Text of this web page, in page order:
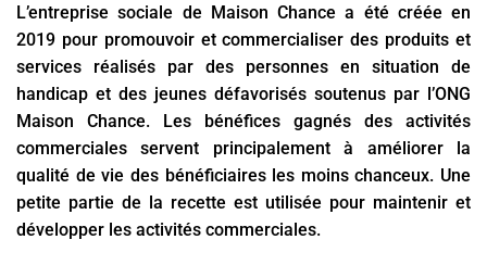
L’entreprise sociale de Maison Chance a été créée en
2019 pour promouvoir et commercialiser des produits et
services réalisés par des personnes en situation de
handicap et des jeunes défavorisés soutenus par l’ONG
Maison Chance. Les bénéfices gagnés des activités
commerciales servent principalement à améliorer la
qualité de vie des bénéficiaires les moins chanceux. Une
petite partie de la recette est utilisée pour maintenir et
développer les activités commerciales.